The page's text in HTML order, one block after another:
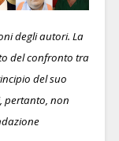
degli autori. La
del confronto tra
del suo
pertanto, non